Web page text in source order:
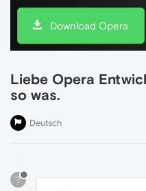
Download Opera
Liebe Opera
so was.
Deutsch
?